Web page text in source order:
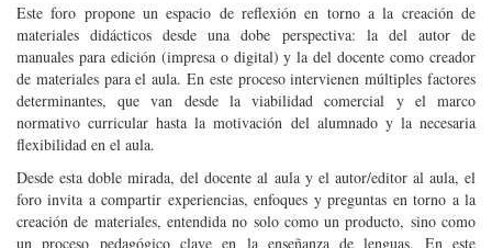
Este foro propone un espacio de reflexión en torno a la creación de
materiales didácticos desde una dobe perspectiva: la del autor de
manuales para edición (impresa o digital) y la del docente como creador
de materiales para el aula. En este proceso intervienen múltiples factores
determinantes, que van desde la viabilidad comercial y el marco
normativo curricular hasta la motivación del alumnado y la necesaria
flexibilidad en el aula.
Desde esta doble mirada, del docente al aula y el autor/editor al aula, el
foro invita a compartir experiencias, enfoques y preguntas en torno a la
creación de materiales, entendida no solo como un producto, sino como
un proceso pedagógico clave en la enseñanza de lenguas. En este